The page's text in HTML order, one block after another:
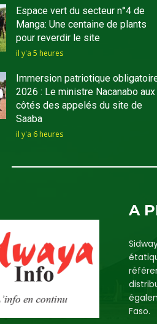
Espace vert du secteur n°4 de
Manga: Une centaine de plants
pour reverdir le site
il y'a 5 heures
Immersion patriotique
2026 : Le ministre Nacanabo aux
côtés des appelés du site de
Saaba
il y'a 6 heures
A
Faso.